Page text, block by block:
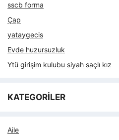
sscb forma
Çap
yataygecis
Evde huzursuzluk
Ytü girişim kulubu siyah saçlı kız
KATEGORİLER
Aile